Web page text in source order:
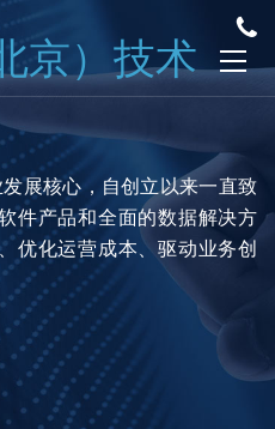
展核心，自创立以来一直致
件产品和全面的数据解决方
优化运营成本、驱动业务创